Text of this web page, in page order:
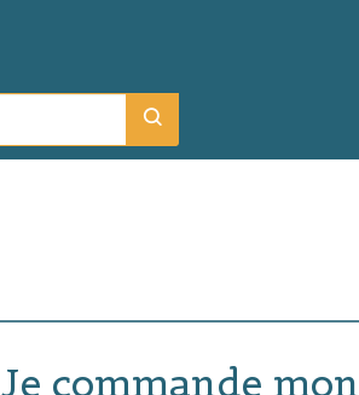
Je commande mon